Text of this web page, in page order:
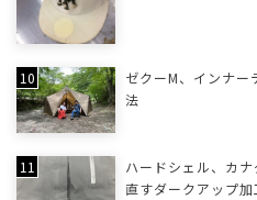
ゼクーM、インナー
法
ハードシェル、カ
直すダークアップ加